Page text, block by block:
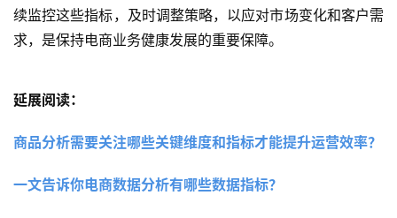
续监控这些指标，及时调整策略，以应对市场变化和客户需
求，是保持电商业务健康发展的重要保障。
延展阅读：
商品分析需要关注哪些关键维度和指标才能提升运营效率？
一文告诉你电商数据分析有哪些数据指标？